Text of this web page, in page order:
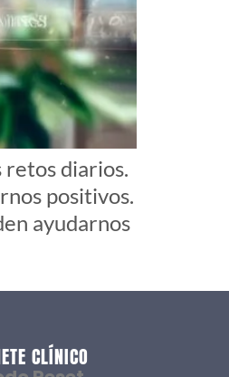
retos diarios.
positivos.
ayudarnos
CLÍNICO